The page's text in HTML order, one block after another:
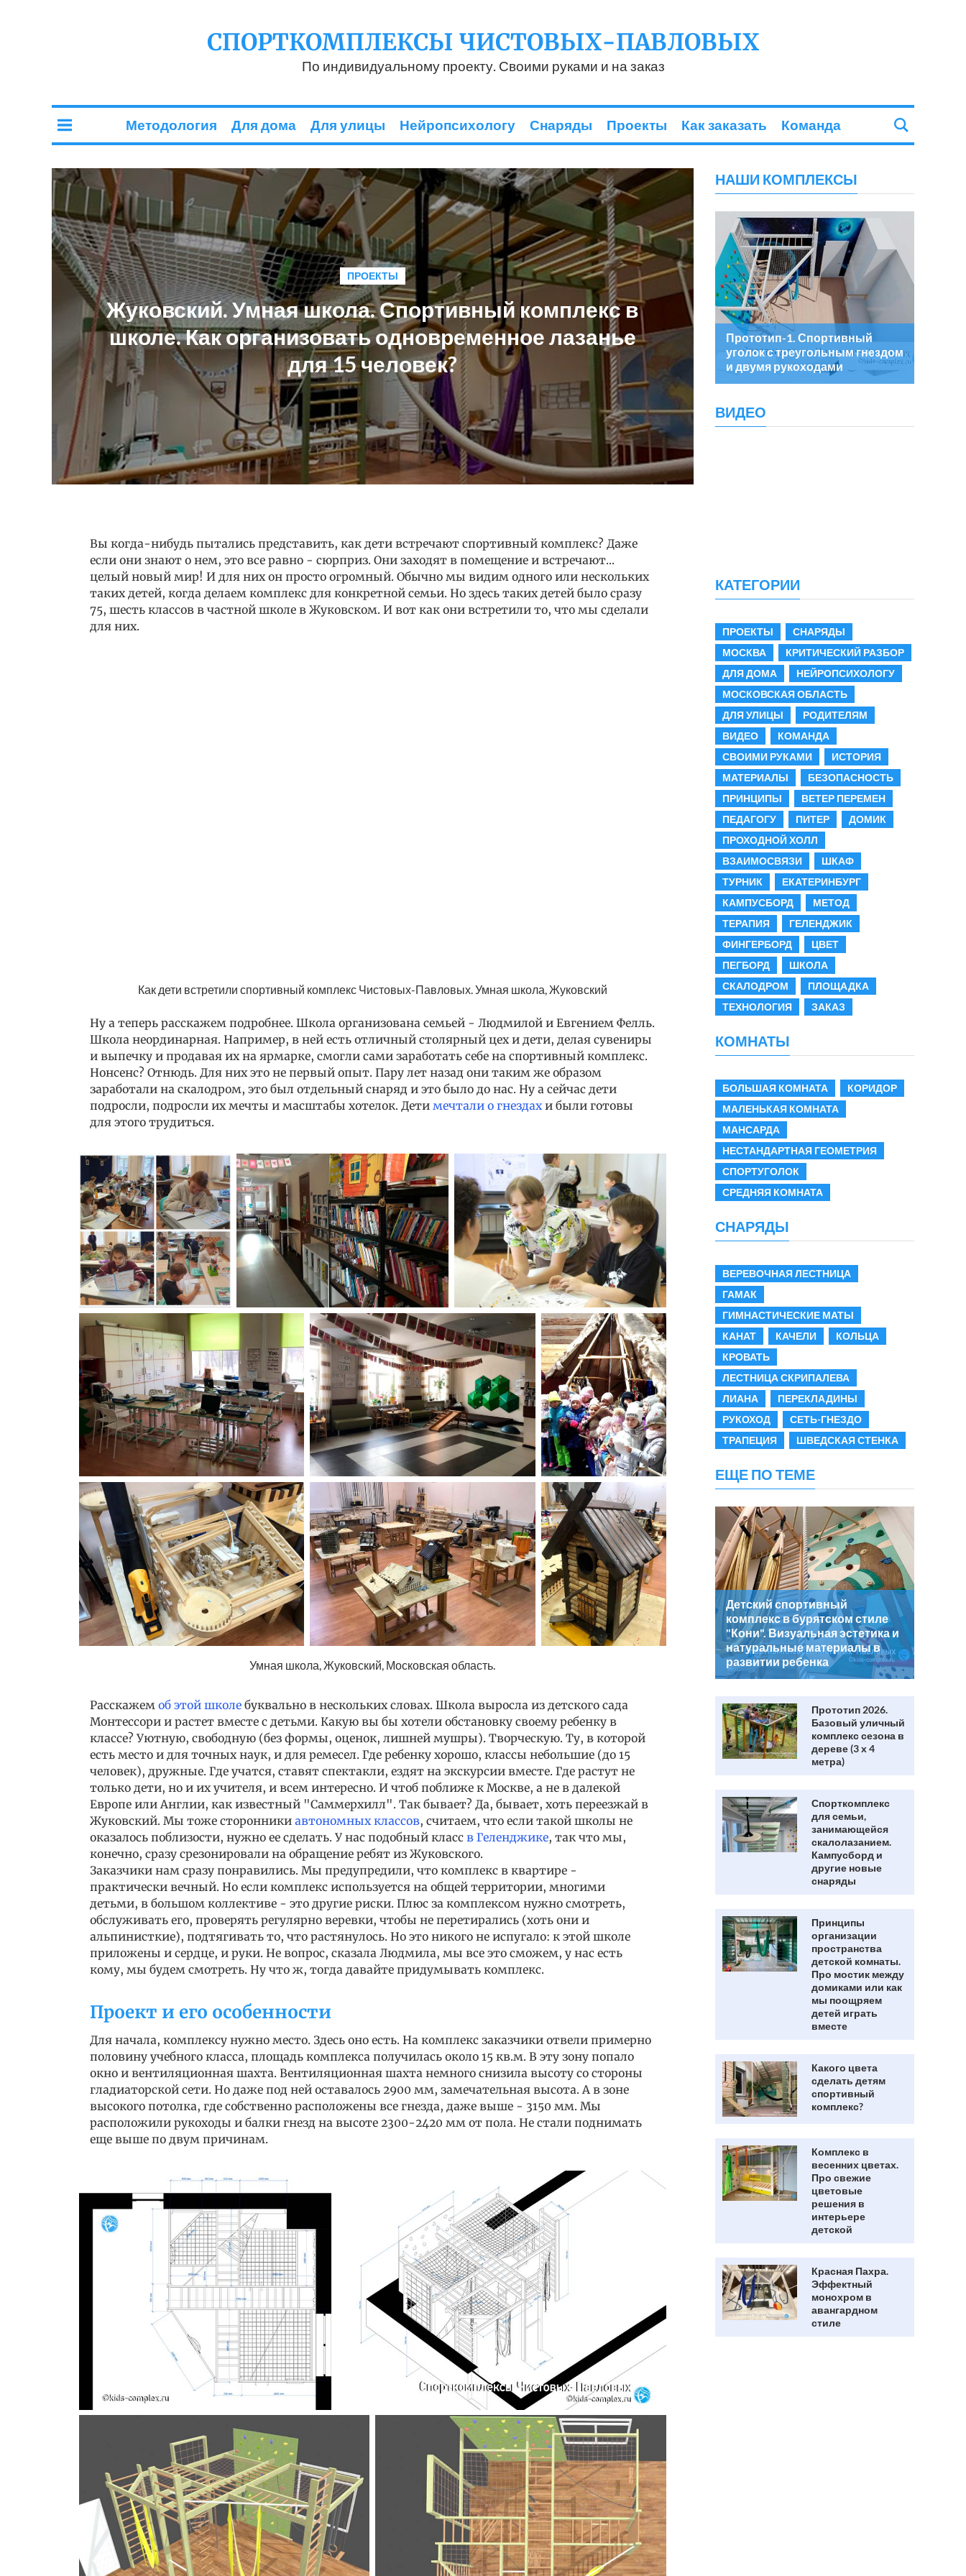
СПОРТКОМПЛЕКСЫ ЧИСТОВЫХ-ПАВЛОВЫХ
По индивидуальному проекту. Своими руками и на заказ
Методология Для дома Для улицы Нейропсихологу Снаряды Проекты Как заказать Команда
ПРОЕКТЫ
Жуковский. Умная школа. Спортивный комплекс в
школе. Как организовать одновременное лазанье
для 15 человек?
Вы когда-нибудь пытались представить, как дети встречают спортивный комплекс? Даже
если они знают о нем, это все равно - сюрприз. Они заходят в помещение и встречают...
целый новый мир! И для них он просто огромный. Обычно мы видим одного или нескольких
таких детей, когда делаем комплекс для конкретной семьи. Но здесь таких детей было сразу
75, шесть классов в частной школе в Жуковском. И вот как они встретили то, что мы сделали
для них.
Как дети встретили спортивный комплекс Чистовых-Павловых. Умная школа, Жуковский
Ну а теперь расскажем подробнее. Школа организована семьей - Людмилой и Евгением Фелль.
Школа неординарная. Например, в ней есть отличный столярный цех и дети, делая сувениры
и выпечку и продавая их на ярмарке, смогли сами заработать себе на спортивный комплекс.
Нонсенс? Отнюдь. Для них это не первый опыт. Пару лет назад они таким же образом
заработали на скалодром, это был отдельный снаряд и это было до нас. Ну а сейчас дети
подросли, подросли их мечты и масштабы хотелок. Детимечтали о гнездахи были готовы
для этого трудиться.
Умная школа, Жуковский, Московская область.
Расскажемоб этой школе буквально в нескольких словах. Школа выросла из детского сада
Монтессори и растет вместе с детьми. Какую вы бы хотели обстановку своему ребенку в
классе? Уютную, свободную (без формы, оценок, лишней мушры). Творческую. Ту, в которой
есть место и для точных наук, и для ремесел. Где ребенку хорошо, классы небольшие (до 15
человек), дружные. Где учатся, ставят спектакли, ездят на экскурсии вместе. Где растут не
только дети, но и их учителя, и всем интересно. И чтоб поближе к Москве, а не в далекой
Европе или Англии, как известный "Саммерхилл". Так бывает? Да, бывает, хоть переезжай в
Жуковский. Мы тоже сторонникиавтономных классов, считаем, что если такой школы не
оказалось поблизости, нужно ее сделать. У нас подобный классв Геленджике, так что мы,
конечно, сразу срезонировали на обращение ребят из Жуковского.
Заказчики нам сразу понравились. Мы предупредили, что комплекс в квартире -
практически вечный. Но если комплекс используется на общей территории, многими
детьми, в большом коллективе - это другие риски. Плюс за комплексом нужно смотреть,
обслуживать его, проверять регулярно веревки, чтобы не перетирались (хоть они и
альпинисткие), подтягивать то, что растянулось. Но это никого не испугало: к этой школе
приложены и сердце, и руки. Не вопрос, сказала Людмила, мы все это сможем, у нас есть
кому, мы будем смотреть. Ну что ж, тогда давайте придумывать комплекс.
Проект и его особенности
Для начала, комплексу нужно место. Здесь оно есть. На комплекс заказчики отвели примерно
половину учебного класса, площадь комплекса получилась около 15 кв.м. В эту зону попало
окно и вентиляционная шахта. Вентиляционная шахта немного снизила высоту со стороны
гладиаторской сети. Но даже под ней оставалось 2900 мм, замечательная высота. А в зоне
высокого потолка, где собственно расположены все гнезда, даже выше - 3150 мм. Мы
расположили рукоходы и балки гнезд на высоте 2300-2420 мм от пола. Не стали поднимать
еще выше по двум причинам.
НАШИ КОМПЛЕКСЫ
Прототип-1. Спортивный
уголок с треугольным гнездом
и двумя рукоходами
ВИДЕО
КАТЕГОРИИ
ПРОЕКТЫ
СНАРЯДЫ
МОСКВА
КРИТИЧЕСКИЙ РАЗБОР
ДЛЯ ДОМА
НЕЙРОПСИХОЛОГУ
МОСКОВСКАЯ ОБЛАСТЬ
ДЛЯ УЛИЦЫ
РОДИТЕЛЯМ
ВИДЕО
КОМАНДА
СВОИМИ РУКАМИ
ИСТОРИЯ
МАТЕРИАЛЫ
БЕЗОПАСНОСТЬ
ПРИНЦИПЫ
ВЕТЕР ПЕРЕМЕН
ПЕДАГОГУ
ПИТЕР
ДОМИК
ПРОХОДНОЙ ХОЛЛ
ВЗАИМОСВЯЗИ
ШКАФ
ТУРНИК
ЕКАТЕРИНБУРГ
КАМПУСБОРД
МЕТОД
ТЕРАПИЯ
ГЕЛЕНДЖИК
ФИНГЕРБОРД
ЦВЕТ
ПЕГБОРД
ШКОЛА
СКАЛОДРОМ
ПЛОЩАДКА
ТЕХНОЛОГИЯ
ЗАКАЗ
КОМНАТЫ
БОЛЬШАЯ КОМНАТА
КОРИДОР
МАЛЕНЬКАЯ КОМНАТА
МАНСАРДА
НЕСТАНДАРТНАЯ ГЕОМЕТРИЯ
СПОРТУГОЛОК
СРЕДНЯЯ КОМНАТА
СНАРЯДЫ
ВЕРЕВОЧНАЯ ЛЕСТНИЦА
ГАМАК
ГИМНАСТИЧЕСКИЕ МАТЫ
КАНАТ
КАЧЕЛИ
КОЛЬЦА
КРОВАТЬ
ЛЕСТНИЦА СКРИПАЛЕВА
ЛИАНА
ПЕРЕКЛАДИНЫ
РУКОХОД
СЕТЬ-ГНЕЗДО
ТРАПЕЦИЯ
ШВЕДСКАЯ СТЕНКА
ЕЩЕ ПО ТЕМЕ
Детский спортивный
комплекс в бурятском стиле
"Кони". Визуальная эстетика и
натуральные материалы в
развитии ребенка
Прототип 2026.
Базовый уличный
комплекс сезона в
дереве (3 х 4
метра)
Спорткомплекс
для семьи,
занимающейся
скалолазанием.
Кампусборд и
другие новые
снаряды
Принципы
организации
пространства
детской комнаты.
Про мостик между
домиками или как
мы поощряем
детей играть
вместе
Какого цвета
сделать детям
спортивный
комплекс?
Комплекс в
весенних цветах.
Про свежие
цветовые
решения в
интерьере
детской
Красная Пахра.
Эффектный
монохром в
авангардном
стиле